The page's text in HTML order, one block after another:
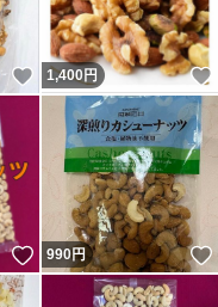
いいね！
1,400円
いいね！
990円